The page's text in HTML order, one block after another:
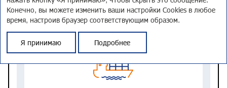
Конечно, вы можете изменить ваши настройки Cookies в любое
время, настроив браузер соответствующим образом.
Я принимаю Подробнее